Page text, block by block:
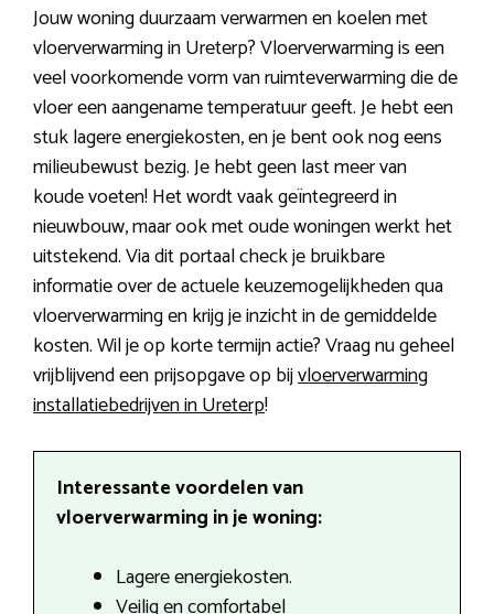
Jouw woning duurzaam verwarmen en koelen met
vloerverwarming in Ureterp? Vloerverwarming is een
veel voorkomende vorm van ruimteverwarming die de
vloer een aangename temperatuur geeft. Je hebt een
stuk lagere energiekosten, en je bent ook nog eens
milieubewust bezig. Je hebt geen last meer van
koude voeten! Het wordt vaak geïntegreerd in
nieuwbouw, maar ook met oude woningen werkt het
uitstekend. Via dit portaal check je bruikbare
informatie over de actuele keuzemogelijkheden qua
vloerverwarming en krijg je inzicht in de gemiddelde
kosten. Wil je op korte termijn actie? Vraag nu geheel
vrijblijvend een prijsopgave op bijvloerverwarming
installatiebedrijven in Ureterp!
Interessante voordelen van
vloerverwarming in je woning:
Lagere energiekosten.
Veilig en comfortabel